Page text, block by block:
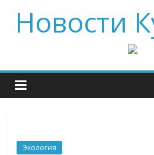
Новости
Экология